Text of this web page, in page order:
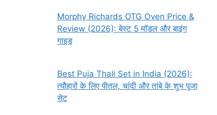
Morphy Richards OTG Oven Price &
Review (2026): बेस्ट 5 मॉडल और बाइंग
गाइड
Best Puja Thali Set in India (2026):
त्यौहारों के लिए पीतल, चांदी और तांबे के शुभ पूजा
सेट